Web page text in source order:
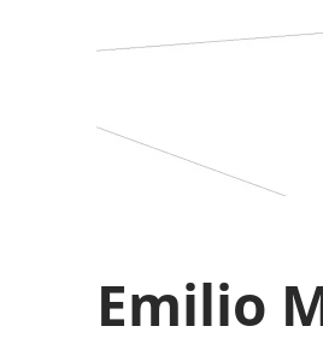
Emilio